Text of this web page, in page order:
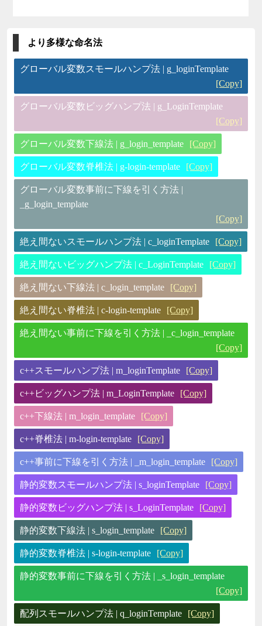
より多様な命名法
グローバル変数スモールハンプ法 | g_loginTemplate
[Copy]
グローバル変数ビッグハンプ法 | g_LoginTemplate
[Copy]
グローバル変数下線法 | g_login_template [Copy]
グローバル変数脊椎法 | g-login-template [Copy]
グローバル変数事前に下線を引く方法 |
_g_login_template
[Copy]
絶え間ないスモールハンプ法 | c_loginTemplate [Copy]
絶え間ないビッグハンプ法 | c_LoginTemplate [Copy]
絶え間ない下線法 | c_login_template [Copy]
絶え間ない脊椎法 | c-login-template [Copy]
絶え間ない事前に下線を引く方法 | _c_login_template
[Copy]
c++スモールハンプ法 | m_loginTemplate [Copy]
c++ビッグハンプ法 | m_LoginTemplate [Copy]
c++下線法 | m_login_template [Copy]
c++脊椎法 | m-login-template [Copy]
c++事前に下線を引く方法 | _m_login_template [Copy]
静的変数スモールハンプ法 | s_loginTemplate [Copy]
静的変数ビッグハンプ法 | s_LoginTemplate [Copy]
静的変数下線法 | s_login_template [Copy]
静的変数脊椎法 | s-login-template [Copy]
静的変数事前に下線を引く方法 | _s_login_template
[Copy]
配列スモールハンプ法 | q_loginTemplate [Copy]